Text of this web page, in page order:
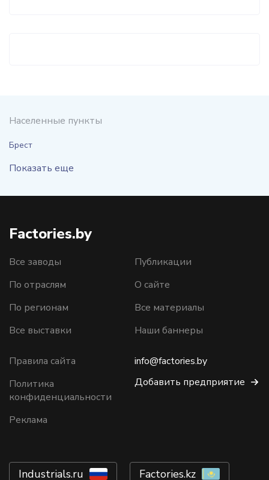
Населенные пункты
Брест
Показать еще
Factories.by
Все заводы
По отраслям
По регионам
Все выставки
Публикации
О сайте
Все материалы
Наши баннеры
Правила сайта
Политика
конфиденциальности
Реклама
info@factories.by
Добавить предприятие
Industrials.ru Factories.kz